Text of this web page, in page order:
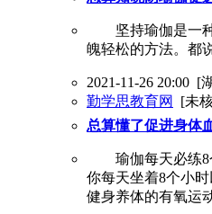
坚持瑜伽是一种
魄轻松的方法。都
2021-11-26 20:00 [
勤学思教育网
[未
总算懂了促进身体
瑜伽每天必练8
你每天坐着8个小
健身养体的有氧运